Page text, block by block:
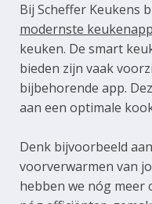
Bij Scheffer Keukens
modernste
keuken. De smart
bieden zijn vaak
bijbehorende app.
aan een optimale
Denk bijvoorbeeld
voorverwarmen van
hebben we nóg meer